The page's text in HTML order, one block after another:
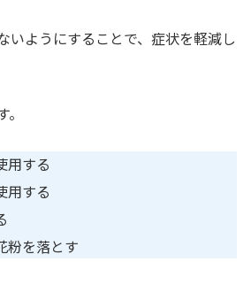
いようにすることで、症状を軽減し
用する
用する
粉を落とす